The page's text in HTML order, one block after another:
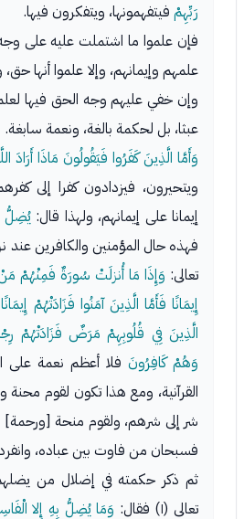
رَبِّهِمْ فيتفهمونها، ويتفكرون فيها.
فإن علموا ما اشتملت عليه على
علمهم وإيمانهم، وإلا علموا أنها
وإن خفي عليهم وجه الحق فيها
عبثا، بل لحكمة بالغة، ونعمة سابغة.
وَأَمَّا الَّذِينَ كَفَرُوا فَيَقُولُونَ مَاذَا أَرَادَ
ويتحيرون، فيزدادون كفرا إلى
إيمانا على إيمانهم، ولهذا قال: يُضِلُّ
فهذه حال المؤمنين والكافرين عند
تعالى: وَإِذَا مَا أُنزلَتْ سُورَةٌ فَمِنْهُمْ
إِيمَانًا فَأَمَّا الَّذِينَ آمَنُوا فَزَادَتْهُمْ
الَّذِينَ فِي قُلُوبِهِمْ مَرَضٌ فَزَادَتْهُمْ
وَهُمْ كَافِرُونَ فلا أعظم نعمة على
القرآنية، ومع هذا تكون لقوم
شر إلى شرهم، ولقوم منحة [ورحمة]
فسبحان من فاوت بين عباده، وانفرد
ثم ذكر حكمته في إضلال من
تعالى (١) فقال:
وَمَا يُضِلُّ بِهِ إِلا